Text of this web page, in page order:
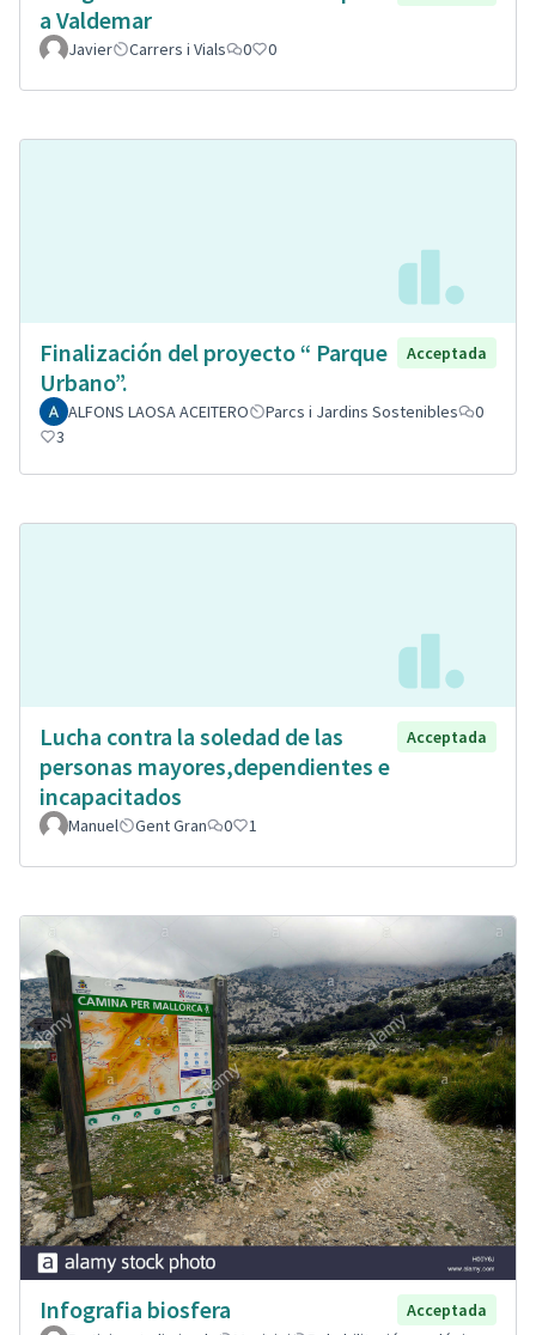
a Valdemar
Javier Carrers i Vials 0 0
Finalización del proyecto “ Parque
Urbano”.
Acceptada
ALFONS LAOSA ACEITERO Parcs i Jardins Sostenibles
0
3
Lucha contra la soledad de las
personas mayores,dependientes e
incapacitados
Acceptada
Manuel Gent Gran 0 1
Infografia biosfera
Acceptada